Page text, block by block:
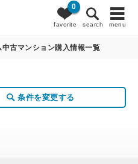
favorite
0
search menu
条件変更
古マンション購入情報一覧
条件を変更する